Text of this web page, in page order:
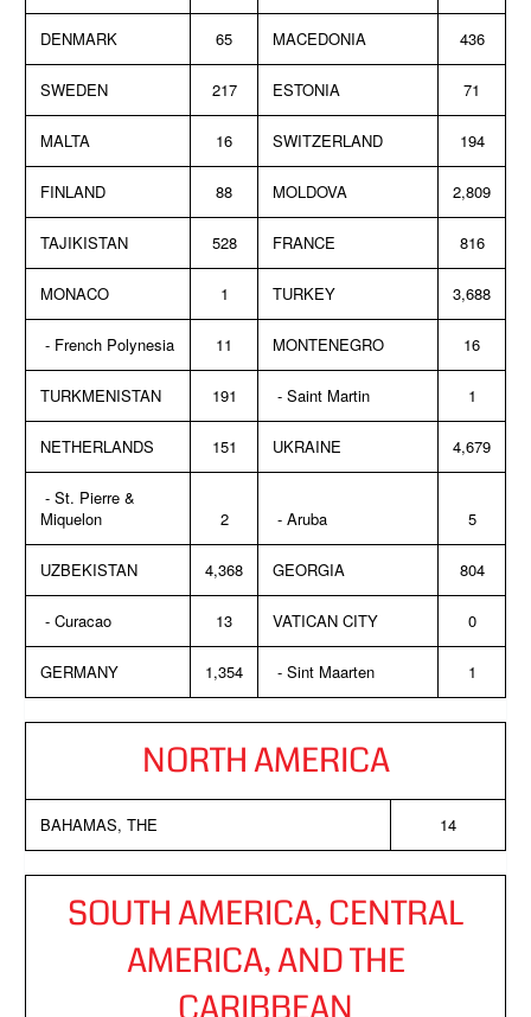
DENMARK 65 MACEDONIA 436
SWEDEN 217 ESTONIA 71
MALTA 16 SWITZERLAND 194
FINLAND 88 MOLDOVA 2,809
TAJIKISTAN 528 FRANCE 816
MONACO 1 TURKEY 3,688
- French Polynesia 11 MONTENEGRO 16
TURKMENISTAN 191 - Saint Martin 1
NETHERLANDS 151 UKRAINE 4,679
- St. Pierre &
Miquelon
2 - Aruba 5
UZBEKISTAN 4,368 GEORGIA 804
- Curacao 13 VATICAN CITY 0
GERMANY 1,354 - Sint Maarten 1
NORTH AMERICA
BAHAMAS, THE 14
SOUTH AMERICA, CENTRAL
AMERICA, AND THE